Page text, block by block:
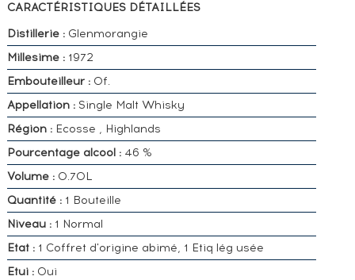
CARACTÉRISTIQUES DÉTAILLÉES
Distillerie :Glenmorangie
Millesime :1972
Embouteilleur :Of.
Appellation :Single Malt Whisky
Région : Ecosse , Highlands
Pourcentage alcool :46 %
Volume : 0.70L
Quantité :1 Bouteille
Niveau :1 Normal
Etat :1 Coffret d'origine abimé, 1 Etiq lég usée
Etui :Oui